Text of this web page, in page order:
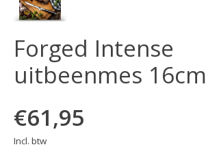
Forged Intense
uitbeenmes 16cm
€61,95
Incl. btw